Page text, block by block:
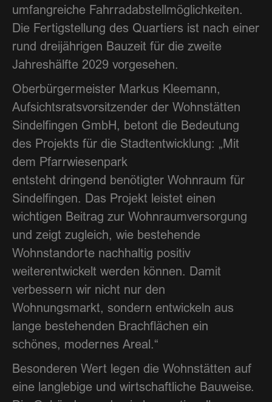
umfangreiche Fahrradabstellmöglichkeiten.
Die Fertigstellung des Quartiers ist nach einer
rund dreijährigen Bauzeit für die zweite
Jahreshälfte 2029 vorgesehen.
Oberbürgermeister Markus Kleemann,
Aufsichtsratsvorsitzender der Wohnstätten
Sindelfingen GmbH, betont die Bedeutung
des Projekts für die Stadtentwicklung: „Mit
dem Pfarrwiesenpark
entsteht dringend benötigter Wohnraum für
Sindelfingen. Das Projekt leistet einen
wichtigen Beitrag zur Wohnraumversorgung
und zeigt zugleich, wie bestehende
Wohnstandorte nachhaltig positiv
weiterentwickelt werden können. Damit
verbessern wir nicht nur den
Wohnungsmarkt, sondern entwickeln aus
lange bestehenden Brachflächen ein
schönes, modernes Areal.“
Besonderen Wert legen die Wohnstätten auf
eine langlebige und wirtschaftliche Bauweise.